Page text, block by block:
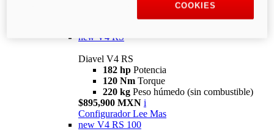
new V4 RS
Diavel V4 RS
182 hp Potencia
120 Nm Torque
220 kg Peso húmedo (sin combustible)
$895,900 MXN i
Configurador Lee Mas
new V4 RS 100
COOKIES